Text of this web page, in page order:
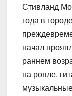
Стивланд
года в
начал
раннем
на рояле,